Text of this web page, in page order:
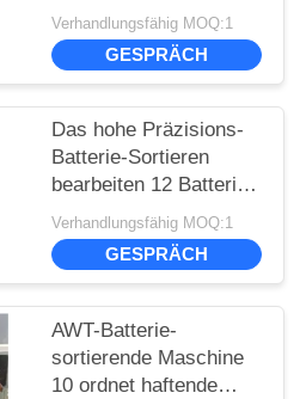
Maschine 10 der
Batterie-sortierenden
Maschinen-18650
Verhandlungsfähig MOQ:1
GESPRÄCH
Das hohe Präzisions-
Batterie-Sortieren
bearbeiten 12 Batterie-
ordnende sortierende
Maschine der Grad-
18650 maschinell
Verhandlungsfähig MOQ:1
GESPRÄCH
AWT-Batterie-
sortierende Maschine
10 ordnet haftende